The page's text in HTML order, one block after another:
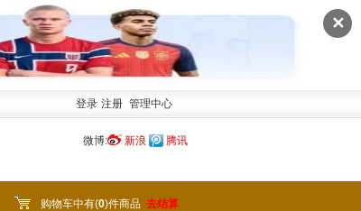
✕
登录 注册 管理中心
微博: 新浪 腾讯
购物车中有(0)件商品 去结算